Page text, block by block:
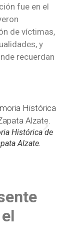
fue en el
de víctimas,
y
recuerdan
Histórica de
Alzate.